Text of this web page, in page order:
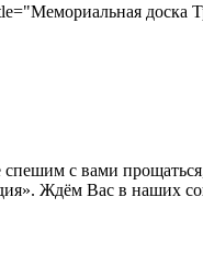
доска
с вами
Ждём Вас в наших